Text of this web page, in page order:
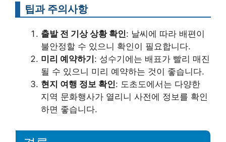
팁과 주의사항
출발 전 기상 상황 확인: 날씨에 따라 배편이
불안정할 수 있으니 확인이 필요합니다.
미리 예약하기: 성수기에는 배표가 빨리 매진
될 수 있으니 미리 예약하는 것이 좋습니다.
현지 여행 정보 확인: 도초도에서는 다양한
지역 문화행사가 열리니 사전에 정보를 확인
하면 좋습니다.